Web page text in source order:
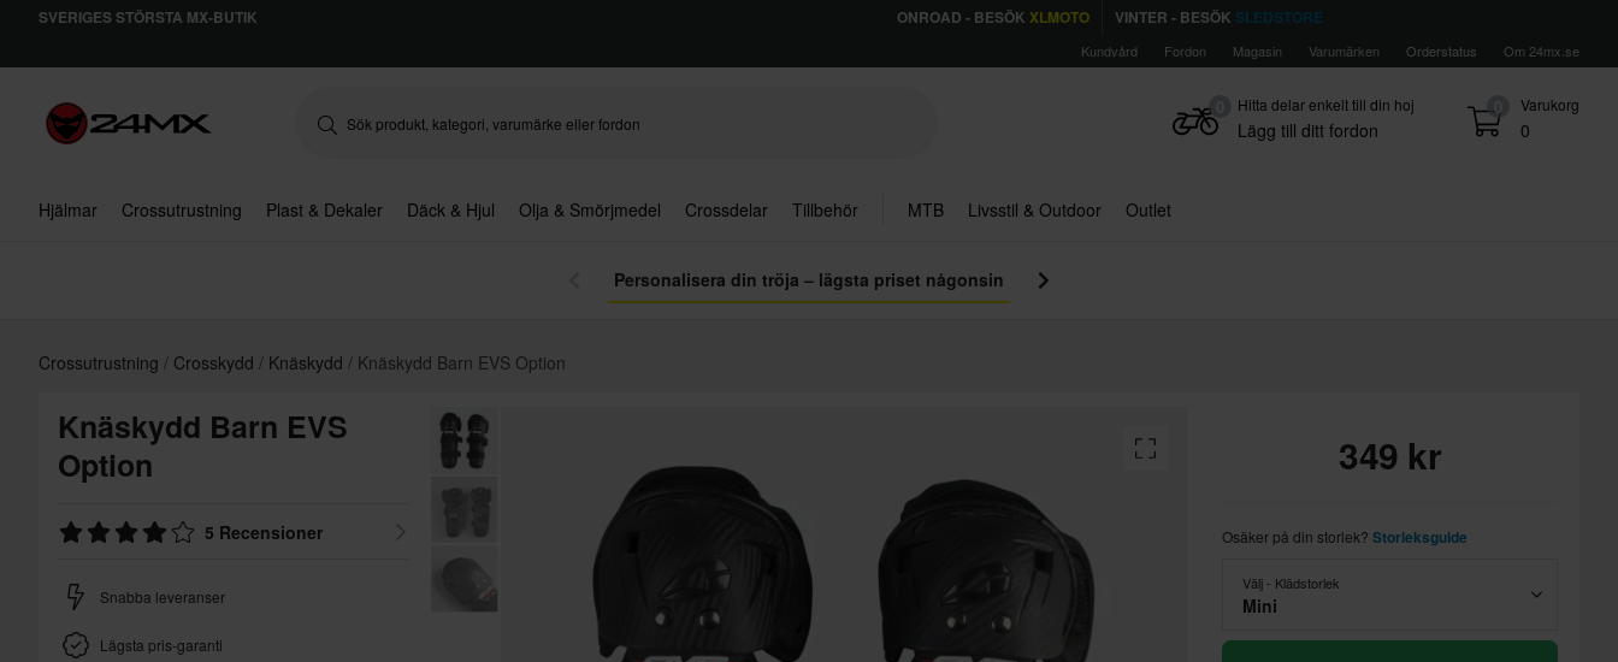
SVERIGES STÖRSTA MX-BUTIK ONROAD - BESÖK XLMOTO VINTER - BESÖK SLEDSTORE
Kundvård Fordon Magasin Varumärken Orderstatus Om 24mx.se
0 Varukorg
0
Hitta delar enkelt till din hoj
Lägg till ditt fordon
Hjälmar Crossutrustning Plast & Dekaler Däck & Hjul Olja & Smörjmedel Crossdelar Tillbehör MTB Livsstil & Outdoor Outlet
Personalisera din tröja – lägsta priset någonsin
Crossutrustning Crosskydd Knäskydd Knäskydd Barn EVS Option
Knäskydd Barn EVS
Option
5 Recensioner
Snabba leveranser
Lägsta pris-garanti
349 kr
Osäker på din storlek? Storleksguide
Välj - Klädstorlek
Mini